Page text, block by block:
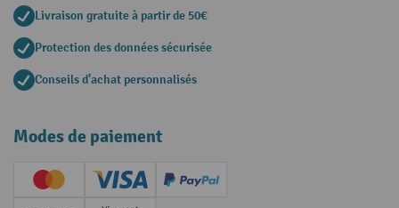
Livraison gratuite à partir de 50€
Protection des données sécurisée
Conseils d'achat personnalisés
Modes de paiement
Creditcard (Master)Creditcard (Visa)
PayPal